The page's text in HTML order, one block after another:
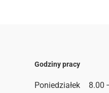
Godziny pracy
Poniedziałek
8.00